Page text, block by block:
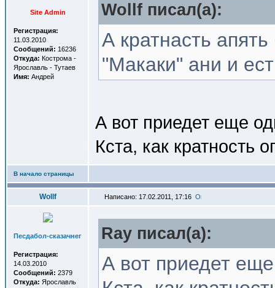
Site Admin
Регистрация:
11.03.2010
Сообщений: 16236
Откуда: Кострома -
Ярославль - Тутаев
Имя: Андрей
Wollf писал(a):
А кратнасть
"Макаки" ани и
А вот приедет еще
Кста, как кратность
В начало страницы
Wollf Написано: 17.02.2011, 17:16
Песдабол-сказачнег
Регистрация:
14.03.2010
Сообщений: 2379
Откуда: Ярославль
Ray писал(a):
А вот приедет